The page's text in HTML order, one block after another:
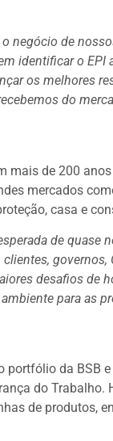
negócio de
identificar o EPI
os melhores
do
mais de 200
mercados
casa e
de quase
desafios de
para as
portfólio da BSB
do
de produtos,